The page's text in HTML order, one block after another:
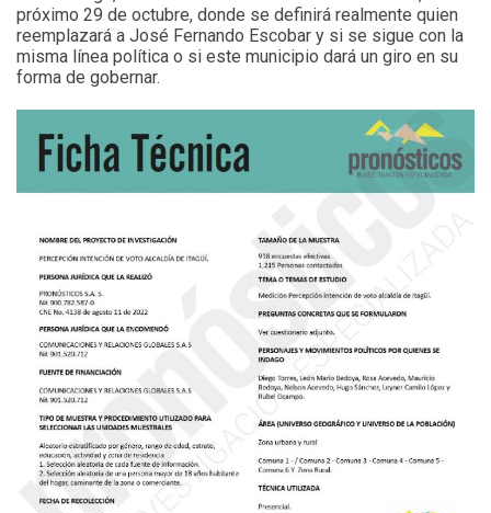
próximo 29 de octubre, donde se definirá realmente quien
reemplazará a José Fernando Escobar y si se sigue con la
misma línea política o si este municipio dará un giro en su
forma de gobernar.